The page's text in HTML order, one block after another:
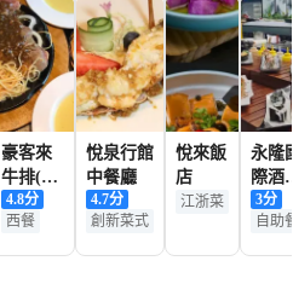
豪客來
牛排(人
民廣場
店-0227)
4.8分
西餐
悅泉行館
中餐廳
4.7分
創新菜式
悅來飯
店
江浙菜
永隆
際酒
·餐廳
3分
自助